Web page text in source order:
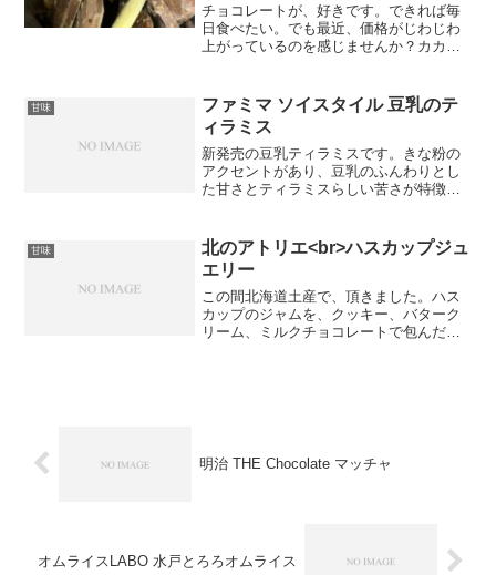
チョコレートが、好きです。できれば毎
日食べたい。でも最近、価格がじわじわ
上がっているのを感じませんか？カカオ
「じゃあ、チョコやめよう」なんて、で
きるはずもなく…というわ...
甘味
ファミマ ソイスタイル 豆乳のテ
ィラミス
新発売の豆乳ティラミスです。きな粉の
アクセントがあり、豆乳のふんわりとし
た甘さとティラミスらしい苦さが特徴で
なってしまいますよね。
甘味
北のアトリエ<br>ハスカップジュ
エリー
この間北海道土産で、頂きました。ハス
カップのジャムを、クッキー、バターク
リーム、ミルクチョコレートで包んだケ
明治 THE Chocolate マッチャ
オムライスLABO 水戸とろろオムライス